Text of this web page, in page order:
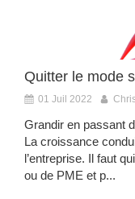
Quitter le mode
01 Juil 2022
Grandir en passant
La croissance
l’entreprise. Il faut
ou de PME et p...